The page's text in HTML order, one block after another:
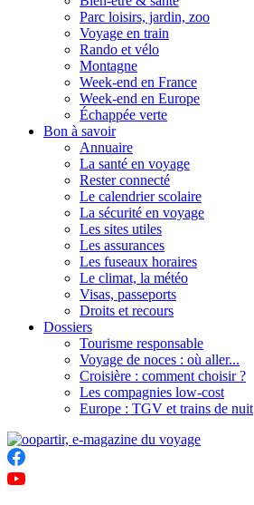
Parc loisirs, jardin, zoo
Voyage en train
Rando et vélo
Montagne
Week-end en France
Week-end en Europe
Échappée verte
Bon à savoir
Annuaire
La santé en voyage
Rester connecté
Le calendrier scolaire
La sécurité en voyage
Les sites utiles
Les assurances
Les fuseaux horaires
Le climat, la météo
Visas, passeports
Droits et recours
Dossiers
Tourisme responsable
Voyage de noces : où aller...
Croisière : comment choisir ?
Les compagnies low-cost
Europe : TGV et trains de nuit